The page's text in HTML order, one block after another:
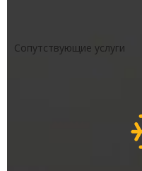
Сопутствующие услуги